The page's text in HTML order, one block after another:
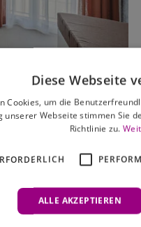
Diese Webseite
Cookies, um die
unserer Webseite stimmen Sie
Richtlinie zu.
ALLE AKZEPTIEREN